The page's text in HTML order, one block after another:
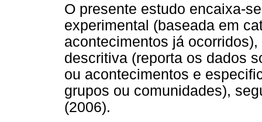
O presente estudo encaixa-
experimental (baseada em
acontecimentos já
descritiva (reporta os dados
ou acontecimentos e
grupos ou comunidades),
(2006).